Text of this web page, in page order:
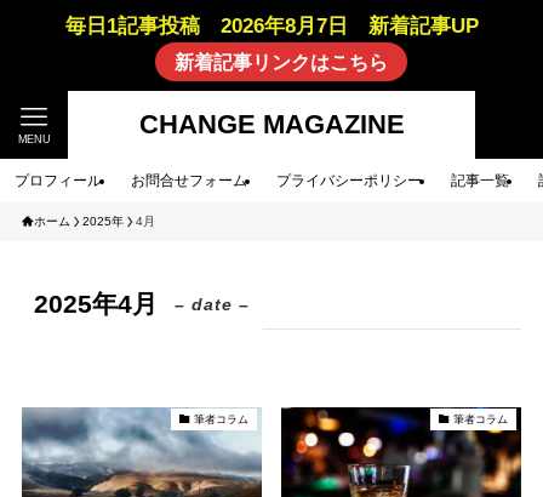
毎日1記事投稿 2026年8月7日 新着記事UP
新着記事リンクはこちら
CHANGE MAGAZINE
MENU
プロフィール お問合せフォーム プライバシーポリシー 記事一覧
ホーム 2025年 4月
2025年4月 – date –
筆者コラム 筆者コラム